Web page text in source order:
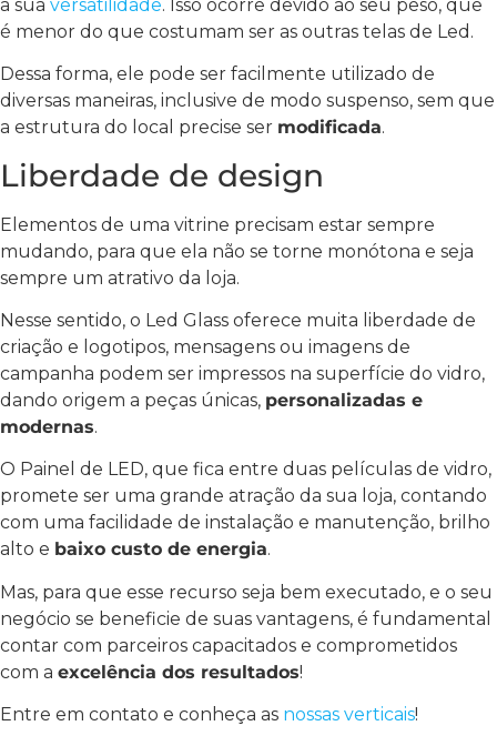
a sua versatilidade. Isso ocorre devido ao seu peso, que
é menor do que costumam ser as outras telas de Led.
Dessa forma, ele pode ser facilmente utilizado de
diversas maneiras, inclusive de modo suspenso, sem que
a estrutura do local precise ser modificada.
Liberdade de design
Elementos de uma vitrine precisam estar sempre
mudando, para que ela não se torne monótona e seja
sempre um atrativo da loja.
Nesse sentido, o Led Glass oferece muita liberdade de
criação e logotipos, mensagens ou imagens de
campanha podem ser impressos na superfície do vidro,
dando origem a peças únicas, personalizadas e
modernas.
O Painel de LED, que fica entre duas películas de vidro,
promete ser uma grande atração da sua loja, contando
com uma facilidade de instalação e manutenção, brilho
alto e baixo custo de energia.
Mas, para que esse recurso seja bem executado, e o seu
negócio se beneficie de suas vantagens, é fundamental
contar com parceiros capacitados e comprometidos
com a excelência dos resultados!
Entre em contato e conheça as nossas verticais!